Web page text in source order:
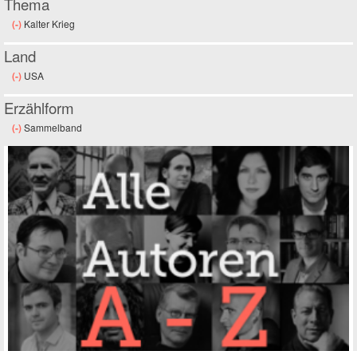
Thema
(-) Remove Kalter Krieg filter
Kalter Krieg
Land
(-) Remove USA filter
USA
Erzählform
(-)Remove Sammelband filter
Sammelband